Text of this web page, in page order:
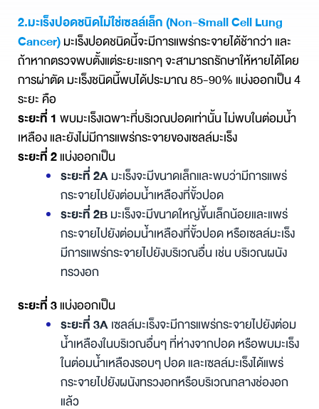
2.มะเร็งปอดชนิดไม่ใช่เซลล์เล็ก (Non-Small Cell Lung
Cancer)มะเร็งปอดชนิดนี้จะมีการแพร่กระจายได้ช้ากว่า และ
ถ้าหากตรวจพบตั้งแต่ระยะแรกๆ จะสามารถรักษาให้หายได้โดย
การผ่าตัด มะเร็งชนิดนี้พบได้ประมาณ 85-90% แบ่งออกเป็น 4
ระยะ คือ
ระยะที่ 1 พบมะเร็งเฉพาะที่บริเวณปอดเท่านั้น ไม่พบในต่อมน้ำ
เหลือง และยังไม่มีการแพร่กระจายของเซลล์มะเร็ง
ระยะที่ 2แบ่งออกเป็น
ระยะที่ 2Aมะเร็งจะมีขนาดเล็กและพบว่ามีการแพร่
กระจายไปยังต่อมน้ำเหลืองที่ขั้วปอด
ระยะที่ 2Bมะเร็งจะมีขนาดใหญ่ขึ้นเล็กน้อยและแพร่
กระจายไปยังต่อมน้ำเหลืองที่ขั้วปอด หรือเซลล์มะเร็ง
มีการแพร่กระจายไปยังบริเวณอื่น เช่น บริเวณผนัง
ทรวงอก
ระยะที่ 3แบ่งออกเป็น
ระยะที่ 3Aเซลล์มะเร็งจะมีการแพร่กระจายไปยังต่อม
น้ำเหลืองในบริเวณอื่นๆ ที่ห่างจากปอด หรือพบมะเร็ง
ในต่อมน้ำเหลืองรอบๆ ปอดและเซลล์มะเร็งได้แพร่
กระจายไปยังผนังทรวงอกหรือบริเวณกลางช่องอก
แล้ว